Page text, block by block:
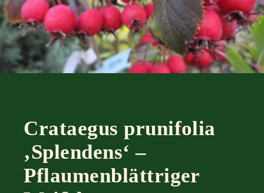
Crataegus prunifolia
‚Splendens‘ –
Pflaumenblättriger